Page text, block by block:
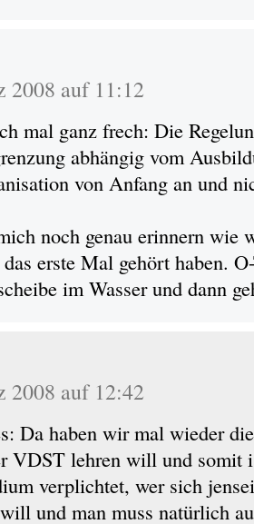
2008 auf 11:12
mal ganz frech: Die
abhängig vom
von Anfang an und
noch genau erinnern wie
erste Mal gehört haben.
im Wasser und dann
2008 auf 12:42
Da haben wir mal wieder
VDST lehren will und somit
verplichtet, wer sich
und man muss natürlich